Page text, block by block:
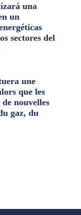
una
un
sectores del
une
que les
nouvelles
gaz, du